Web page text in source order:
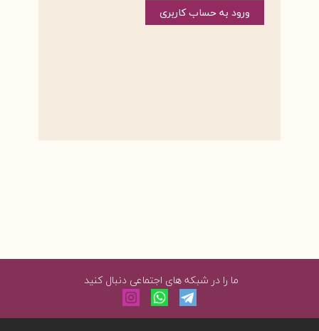
ورود به حساب کاربری
ما را در شبکه های اجتماعی دنبال کنید